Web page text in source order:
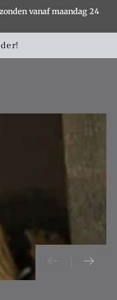
vanaf maandag 24